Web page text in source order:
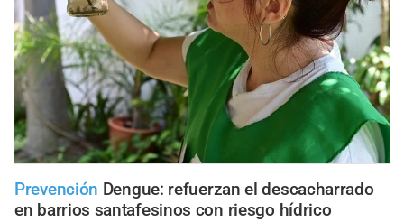
Prevención Dengue: refuerzan el descacharrado
en barrios santafesinos con riesgo hídrico